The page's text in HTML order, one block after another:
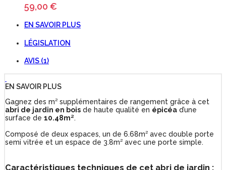
59,00 €
EN SAVOIR PLUS
LÉGISLATION
AVIS (1)
EN SAVOIR PLUS
Gagnez des m² supplémentaires de rangement grâce à cet
abri de jardin en bois de haute qualité en épicéa d’une
surface de 10.48m².
Composé de deux espaces, un de 6.68m² avec double porte
semi vitrée et un espace de 3.8m² avec une porte simple.
Caractéristiques techniques de cet abri de jardin :